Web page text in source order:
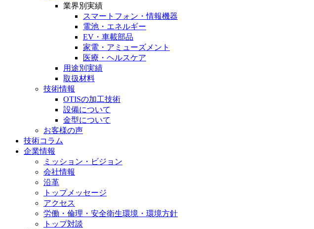
業界別実績
スマートフォン・情報機器
電池・ エネルギー
EV・車載部品
家電・ アミューズメント
医療・ ヘルスケア
用途別実績
取扱材料
技術情報
OTISの加工技術
設備について
金型について
お客様の声
技術コラム
企業情報
ミッション・ビジョン
会社情報
沿革
トップメッセージ
アクセス
労働・倫理・安全衛生環境・環境方針
トップ対談